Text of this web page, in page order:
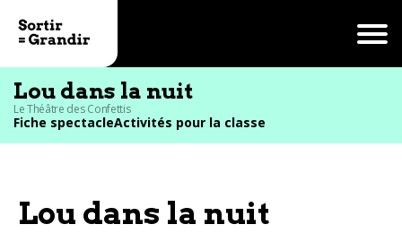
Lou dans la nuit
Le Théâtre des Confettis
Fiche spectacleActivités pour la classe
Lou dans la nuit